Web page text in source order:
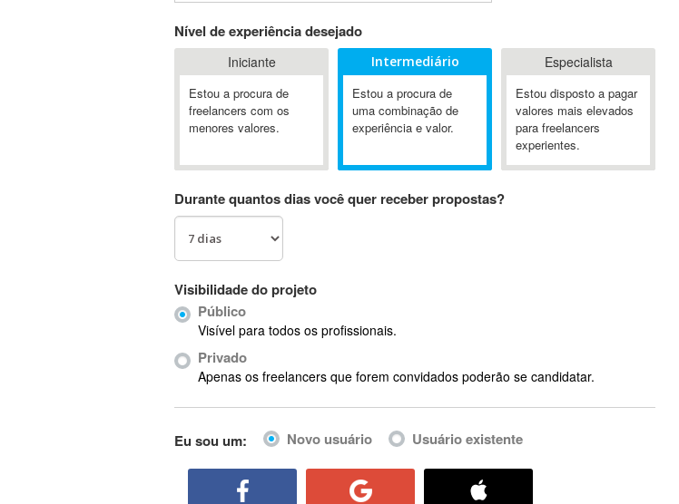
3GSM
4D Dimension
802.11
A&P
A-GPS
Ab Initio
ABIS
AbleCommerce
Ableton Live
Abstract Window Toolkit (AWT)
Nível de experiência desejado
Iniciante
Estou a procura de
freelancers com os
menores valores.
Intermediário
Estou a procura de
uma combinação de
experiência e valor.
Especialista
Estou disposto a pagar
valores mais elevados
para freelancers
experientes.
Durante quantos dias você quer receber propostas?
Visibilidade do projeto
Público
Visível para todos os profissionais.
Privado
Apenas os freelancers que forem convidados poderão se candidatar.
Eu sou um: Novo usuário Usuário existente